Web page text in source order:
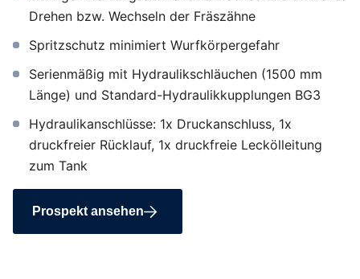
Drehen bzw. Wechseln der Fräszähne
Spritzschutz minimiert Wurfkörpergefahr
Serienmäßig mit Hydraulikschläuchen (1500 mm
Länge) und Standard-Hydraulikkupplungen BG3
Hydraulikanschlüsse: 1x Druckanschluss, 1x
druckfreier Rücklauf, 1x druckfreie Leckölleitung
zum Tank
Prospekt ansehen